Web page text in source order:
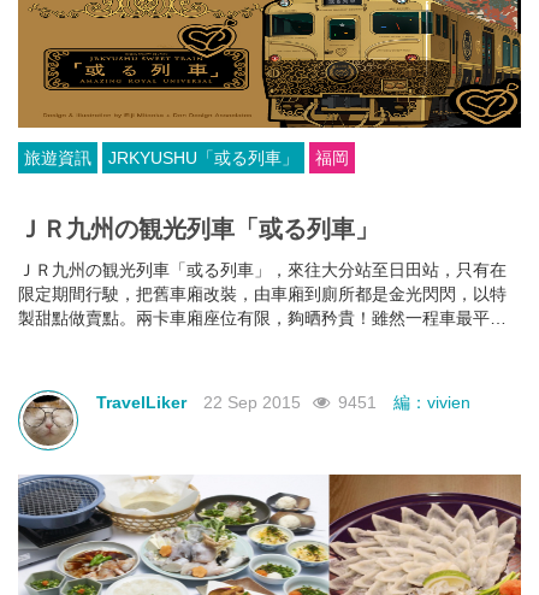
旅遊資訊 JRKYUSHU「或る列車」 福岡
ＪＲ九州の観光列車「或る列車」
ＪＲ九州の観光列車「或る列車」，來往大分站至日田站，只有在
限定期間行駛，把舊車廂改裝，由車廂到廁所都是金光閃閃，以特
製甜點做賣點。兩卡車廂座位有限，夠晒矜貴！雖然一程車最平都
崎。。撞正紅葉季，仲可以去埋佐世保的賞楓名所中央公園及御橋
觀音寺！
TravelLiker 22 Sep 2015 9451 編：vivien